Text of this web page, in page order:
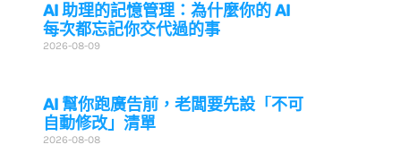
AI 助理的記憶管理：為什麼你的 AI
每次都忘記你交代過的事
2026-08-09
AI 幫你跑廣告前，老闆要先設「不可
自動修改」清單
2026-08-08